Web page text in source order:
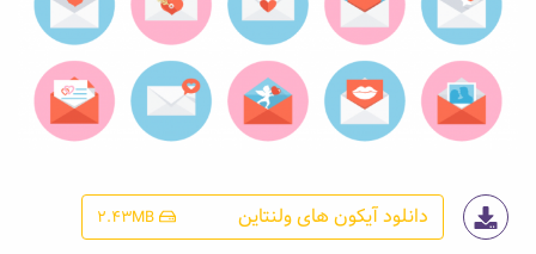
دانلود آیکون های ولنتاین 2.43MB